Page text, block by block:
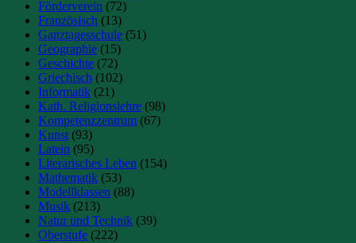
Förderverein (72)
Französisch (13)
Ganztagesschule (51)
Geographie (15)
Geschichte (72)
Griechisch (102)
Informatik (21)
Kath. Religionslehre (98)
Kompetenzzentrum (67)
Kunst (93)
Latein (95)
Literarisches Leben (154)
Mathematik (53)
Modellklassen (88)
Musik (213)
Natur und Technik (39)
Oberstufe (222)